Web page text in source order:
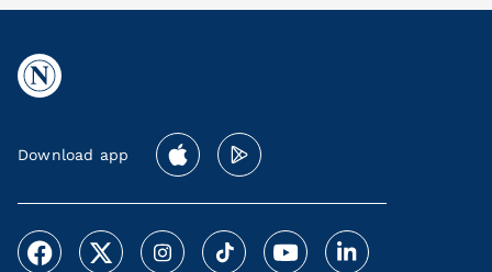
Download app